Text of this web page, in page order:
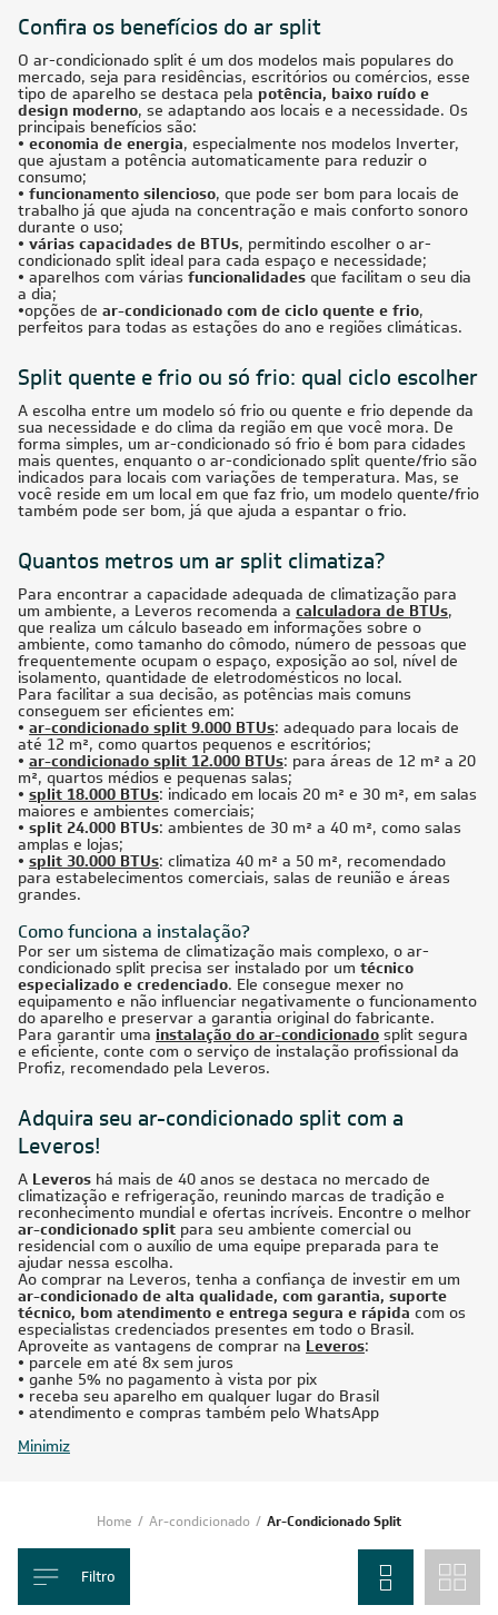
Confira os benefícios do ar split
O ar-condicionado split é um dos modelos mais populares do
mercado, seja para residências, escritórios ou comércios, esse
tipo de aparelho se destaca pela potência, baixo ruído e
design moderno, se adaptando aos locais e a necessidade. Os
principais benefícios são:
• economia de energia, especialmente nos modelos Inverter,
que ajustam a potência automaticamente para reduzir o
consumo;
• funcionamento silencioso, que pode ser bom para locais de
trabalho já que ajuda na concentração e mais conforto sonoro
durante o uso;
• várias capacidades de BTUs, permitindo escolher o ar-
condicionado split ideal para cada espaço e necessidade;
• aparelhos com várias funcionalidades que facilitam o seu dia
a dia;
•opções de ar-condicionado com de ciclo quente e frio,
perfeitos para todas as estações do ano e regiões climáticas.
Split quente e frio ou só frio: qual ciclo escolher
A escolha entre um modelo só frio ou quente e frio depende da
sua necessidade e do clima da região em que você mora. De
forma simples, um ar-condicionado só frio é bom para cidades
mais quentes, enquanto o ar-condicionado split quente/frio são
indicados para locais com variações de temperatura. Mas, se
você reside em um local em que faz frio, um modelo quente/frio
também pode ser bom, já que ajuda a espantar o frio.
Quantos metros um ar split climatiza?
Para encontrar a capacidade adequada de climatização para
um ambiente, a Leveros recomenda a calculadora de BTUs,
que realiza um cálculo baseado em informações sobre o
ambiente, como tamanho do cômodo, número de pessoas que
frequentemente ocupam o espaço, exposição ao sol, nível de
isolamento, quantidade de eletrodomésticos no local.
Para facilitar a sua decisão, as potências mais comuns
conseguem ser eficientes em:
• ar-condicionado split 9.000 BTUs: adequado para locais de
até 12 m², como quartos pequenos e escritórios;
• ar-condicionado split 12.000 BTUs: para áreas de 12 m² a 20
m², quartos médios e pequenas salas;
• split 18.000 BTUs: indicado em locais 20 m² e 30 m², em salas
maiores e ambientes comerciais;
• split 24.000 BTUs: ambientes de 30 m² a 40 m², como salas
amplas e lojas;
• split 30.000 BTUs: climatiza 40 m² a 50 m², recomendado
para estabelecimentos comerciais, salas de reunião e áreas
grandes.
Como funciona a instalação?
Por ser um sistema de climatização mais complexo, o ar-
condicionado split precisa ser instalado por um técnico
especializado e credenciado. Ele consegue mexer no
equipamento e não influenciar negativamente o funcionamento
do aparelho e preservar a garantia original do fabricante.
Para garantir uma instalação do ar-condicionado split segura
e eficiente, conte com o serviço de instalação profissional da
Profiz, recomendado pela Leveros.
Adquira seu ar-condicionado split com a
Leveros!
A Leveros há mais de 40 anos se destaca no mercado de
climatização e refrigeração, reunindo marcas de tradição e
reconhecimento mundial e ofertas incríveis. Encontre o melhor
ar-condicionado split para seu ambiente comercial ou
residencial com o auxílio de uma equipe preparada para te
ajudar nessa escolha.
Ao comprar na Leveros, tenha a confiança de investir em um
ar-condicionado de alta qualidade, com garantia, suporte
técnico, bom atendimento e entrega segura e rápida com os
especialistas credenciados presentes em todo o Brasil.
Aproveite as vantagens de comprar na Leveros:
• parcele em até 8x sem juros
• ganhe 5% no pagamento à vista por pix
• receba seu aparelho em qualquer lugar do Brasil
• atendimento e compras também pelo WhatsApp
Minimiz
Home / Ar-condicionado / Ar-Condicionado Split
Filtro